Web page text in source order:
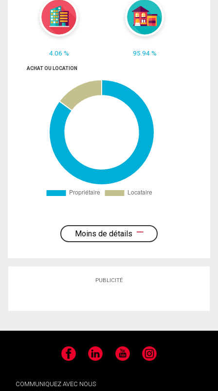
4.06 % 95.94 %
ACHAT OU LOCATION
Moins de détails
PUBLICITÉ
Facebook LinkedIn YouTube Instagram
COMMUNIQUEZ AVEC NOUS